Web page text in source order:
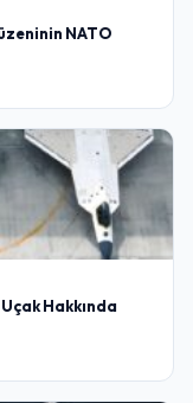
NATO
Hakkında